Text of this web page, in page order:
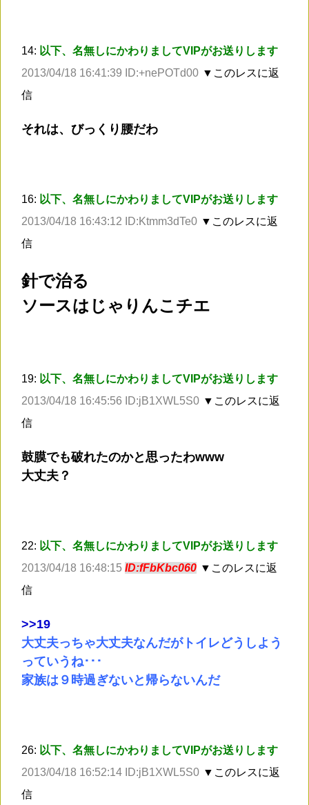
14: 以下、名無しにかわりましてVIPがお送りします
2013/04/18 16:41:39 ID:+nePOTd00 ▼このレスに返
信
それは、びっくり腰だわ
16: 以下、名無しにかわりましてVIPがお送りします
2013/04/18 16:43:12 ID:Ktmm3dTe0 ▼このレスに返
信
針で治る
ソースはじゃりんこチエ
19: 以下、名無しにかわりましてVIPがお送りします
2013/04/18 16:45:56 ID:jB1XWL5S0 ▼このレスに返
信
鼓膜でも破れたのかと思ったわwww
大丈夫？
22: 以下、名無しにかわりましてVIPがお送りします
2013/04/18 16:48:15 ID:fFbKbc060 ▼このレスに返
信
>>19
大丈夫っちゃ大丈夫なんだがトイレどうしよう
っていうね･･･
家族は９時過ぎないと帰らないんだ
26: 以下、名無しにかわりましてVIPがお送りします
2013/04/18 16:52:14 ID:jB1XWL5S0 ▼このレスに返
信